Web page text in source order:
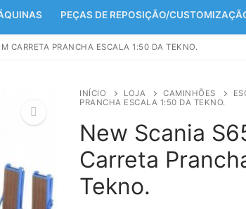
PEÇAS DE REPOSIÇÃO/
CARRETA PRANCHA ESCALA 1:50 DA TEKNO.
INÍCIO LOJA CAMINHÕES
PRANCHA ESCALA 1:50 DA TEKNO.
New Scania
Carreta
Tekno.